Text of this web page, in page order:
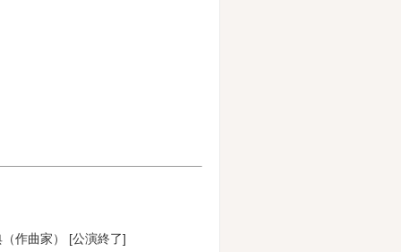
作曲家） [公演終了]